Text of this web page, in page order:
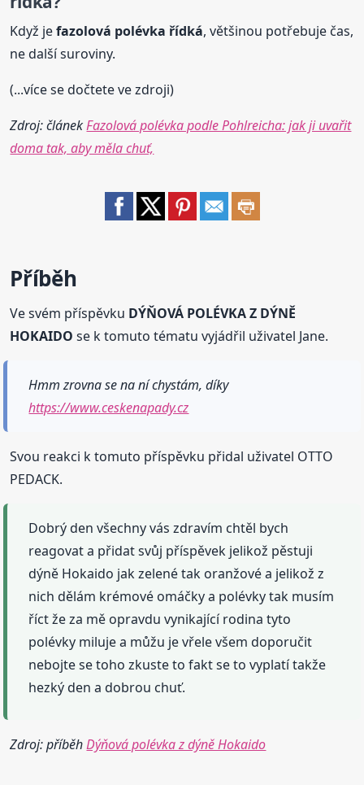
Když jefazolová polévka řídká, většinou potřebuje čas,
ne další suroviny.
(...více se dočtete ve zdroji)
Zdroj: článekFazolová polévka podle Pohlreicha: jak ji uvařit
doma tak, aby měla chuť,
Příběh
Ve svém příspěvku DÝŇOVÁ POLÉVKA Z DÝNĚ
HOKAIDO se k tomuto tématu vyjádřil uživatel Jane.
Hmm zrovna se na ní chystám, díky
https://www.ceskenapady.cz
Svou reakci k tomuto příspěvku přidal uživatel OTTO
PEDACK.
Dobrý den všechny vás zdravím chtěl bych
reagovat a přidat svůj příspěvek jelikož pěstuji
dýně Hokaido jak zelené tak oranžové a jelikož z
nich dělám krémové omáčky a polévky tak musím
říct že za mě opravdu vynikající rodina tyto
polévky miluje a můžu je vřele všem doporučit
nebojte se toho zkuste to fakt se to vyplatí takže
hezký den a dobrou chuť.
Zdroj: příběhDýňová polévka z dýně Hokaido